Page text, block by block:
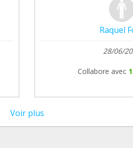
Raquel
28/06/
Collabore avec
Voir plus